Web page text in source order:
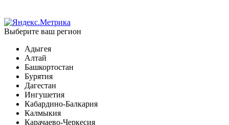
Выберите ваш регион
Адыгея
Алтай
Башкортостан
Бурятия
Дагестан
Ингушетия
Кабардино-Балкария
Калмыкия
Карачаево-Черкесия